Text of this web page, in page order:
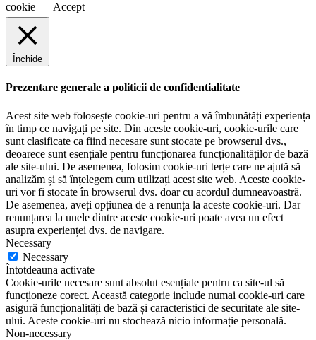
cookie
Accept
Închide
Prezentare generale a politicii de confidentialitate
Acest site web folosește cookie-uri pentru a vă îmbunătăți experiența
în timp ce navigați pe site. Din aceste cookie-uri, cookie-urile care
sunt clasificate ca fiind necesare sunt stocate pe browserul dvs.,
deoarece sunt esențiale pentru funcționarea funcționalităților de bază
ale site-ului. De asemenea, folosim cookie-uri terțe care ne ajută să
analizăm și să înțelegem cum utilizați acest site web. Aceste cookie-
uri vor fi stocate în browserul dvs. doar cu acordul dumneavoastră.
De asemenea, aveți opțiunea de a renunța la aceste cookie-uri. Dar
renunțarea la unele dintre aceste cookie-uri poate avea un efect
asupra experienței dvs. de navigare.
Necessary
Necessary
Întotdeauna activate
Cookie-urile necesare sunt absolut esențiale pentru ca site-ul să
funcționeze corect. Această categorie include numai cookie-uri care
asigură funcționalități de bază și caracteristici de securitate ale site-
ului. Aceste cookie-uri nu stochează nicio informație personală.
Non-necessary